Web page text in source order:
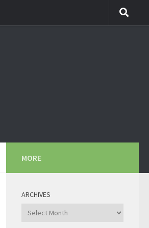
MORE
ARCHIVES
Archives